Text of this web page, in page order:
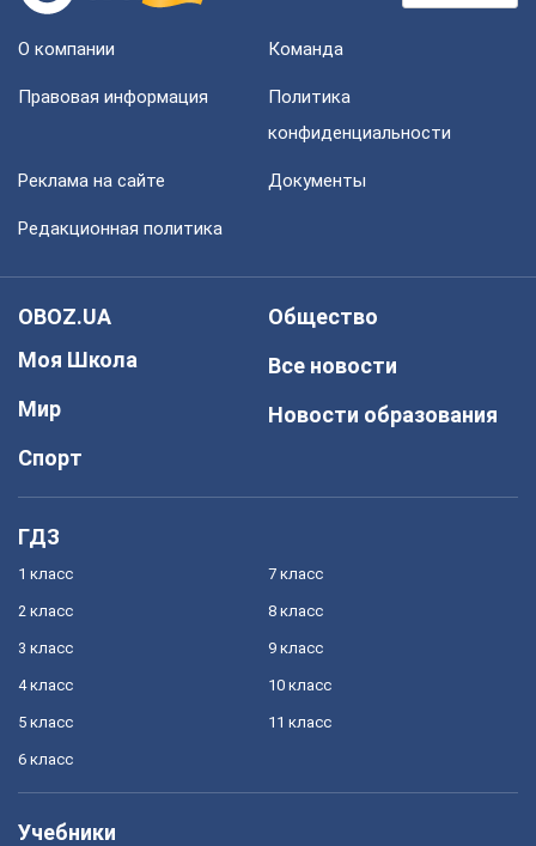
О компании Команда
Правовая информация
Политика
конфиденциальности
Реклама на сайте Документы
Редакционная политика
OBOZ.UA
Моя Школа
Мир
Спорт
Общество
Все новости
Новости образования
ГДЗ
1 класс
2 класс
3 класс
4 класс
5 класс
6 класс
7 класс
8 класс
9 класс
10 класс
11 класс
Учебники